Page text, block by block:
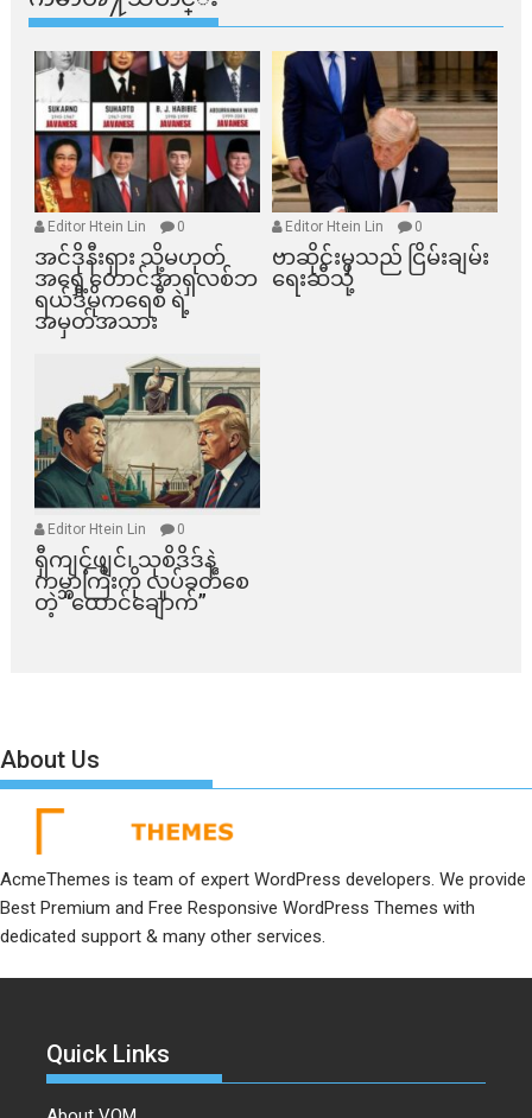
Editor Htein Lin 0
အင်ဒိုနီးရှား သို့မဟုတ်
အရှေ့တောင်အာရှလစ်ဘ
ရယ်ဒီမိုကရေစီ ရဲ့
အမှတ်အသား
Editor Htein Lin 0
ဗာဆိုင်းမှသည် ငြိမ်းချမ်း
ရေးဆီသို့
Editor Htein Lin 0
ရှီကျင့်ဖျင်၊ သုစိဒိဒ်နဲ့
ကမ္ဘာကြီးကို လှုပ်ခတ်စေ
တဲ့ “ထောင်ချောက်”
About Us
AcmeThemes is team of expert WordPress developers. We provide
Best Premium and Free Responsive WordPress Themes with
dedicated support & many other services.
Quick Links